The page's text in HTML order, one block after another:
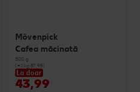
Mövenpick
Cafea măcinată
500 g
(=1 kg 87.98)
La doar
43,99